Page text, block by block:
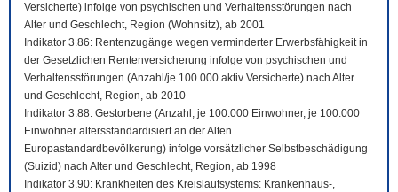
Versicherte) infolge von psychischen und Verhaltensstörungen nach
Alter und Geschlecht, Region (Wohnsitz), ab 2001
Indikator 3.86: Rentenzugänge wegen verminderter Erwerbsfähigkeit in
der Gesetzlichen Rentenversicherung infolge von psychischen und
Verhaltensstörungen (Anzahl/je 100.000 aktiv Versicherte) nach Alter
und Geschlecht, Region, ab 2010
Indikator 3.88: Gestorbene (Anzahl, je 100.000 Einwohner, je 100.000
Einwohner altersstandardisiert an der Alten
Europastandardbevölkerung) infolge vorsätzlicher Selbstbeschädigung
(Suizid) nach Alter und Geschlecht, Region, ab 1998
Indikator 3.90: Krankheiten des Kreislaufsystems: Krankenhaus-,